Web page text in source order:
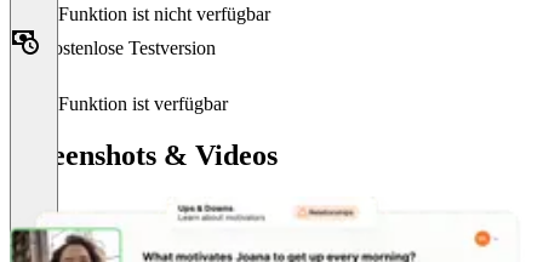
Diese Funktion ist nicht verfügbar
Kostenlose Testversion
Diese Funktion ist verfügbar
Screenshots & Videos